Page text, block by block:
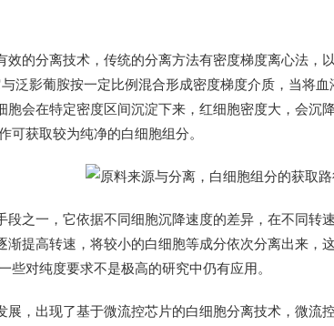
效的分离技术，传统的分离方法有密度梯度离心法，
泛影葡胺按一定比例混合形成密度梯度介质，当将
胞会在特定密度区间沉淀下来，红细胞密度大，会沉
可获取较为纯净的白细胞组分。
段之一，它依据不同细胞沉降速度的差异，在不同转
渐提高转速，将较小的白细胞等成分依次分离出来，
些对纯度要求不是极高的研究中仍有应用。
展，出现了基于微流控芯片的白细胞分离技术，微流